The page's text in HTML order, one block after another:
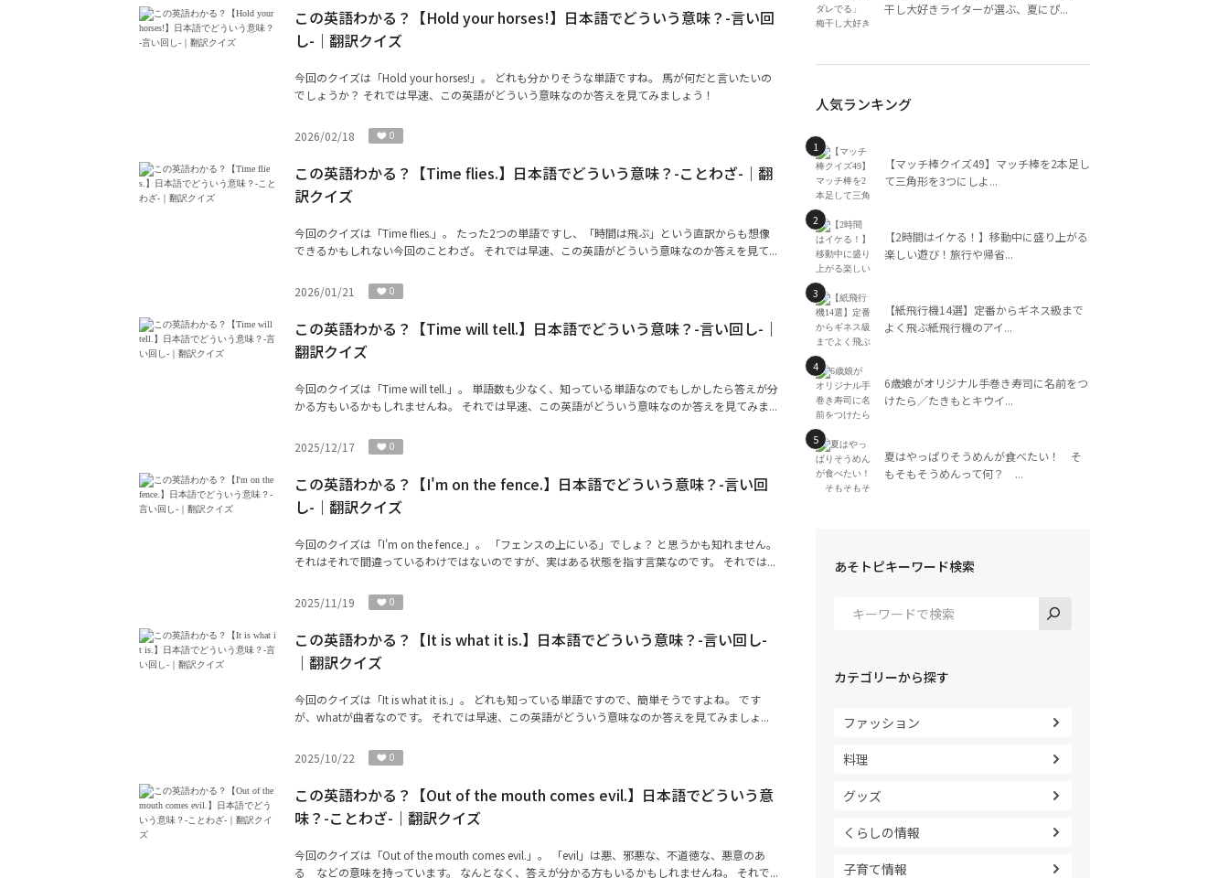
この英語わかる？【Hold your horses!】日本語でどういう意味？-言い回
し-｜翻訳クイズ
今回のクイズは「Hold your horses!」。 どれも分かりそうな単語ですね。 馬が何だと言いたいの
でしょうか？ それでは早速、この英語がどういう意味なのか答えを見てみましょう！
2026/02/18 0
この英語わかる？【Time flies.】日本語でどういう意味？-ことわざ-｜翻
訳クイズ
今回のクイズは「Time flies.」。 たった2つの単語ですし、「時間は飛ぶ」という直訳からも想像
できるかもしれない今回のことわざ。 それでは早速、この英語がどういう意味なのか答えを見て...
2026/01/21 0
この英語わかる？【Time will tell.】日本語でどういう意味？-言い回し-｜
翻訳クイズ
今回のクイズは「Time will tell.」。 単語数も少なく、知っている単語なのでもしかしたら答えが分
かる方もいるかもしれませんね。 それでは早速、この英語がどういう意味なのか答えを見てみま...
2025/12/17 0
この英語わかる？【I'm on the fence.】日本語でどういう意味？-言い回
し-｜翻訳クイズ
今回のクイズは「I'm on the fence.」。 「フェンスの上にいる」でしょ？ と思うかも知れません。
それはそれで間違っているわけではないのですが、実はある状態を指す言葉なのです。 それでは...
2025/11/19 0
この英語わかる？【It is what it is.】日本語でどういう意味？-言い回し-
｜翻訳クイズ
今回のクイズは「It is what it is.」。 どれも知っている単語ですので、簡単そうですよね。 です
が、whatが曲者なのです。 それでは早速、この英語がどういう意味なのか答えを見てみましょ...
2025/10/22 0
この英語わかる？【Out of the mouth comes evil.】日本語でどういう意
味？-ことわざ-｜翻訳クイズ
今回のクイズは「Out of the mouth comes evil.」。 「evil」は悪、邪悪な、不道徳な、悪意のあ
る などの意味を持っています。 なんとなく、答えが分かる方もいるかもしれませんね。 それで...
干し大好きライターが選ぶ、夏にぴ...
人気ランキング
【マッチ棒クイズ49】マッチ棒を2本足し
て三角形を3つにしよ...
【2時間はイケる！】移動中に盛り上がる
楽しい遊び！旅行や帰省...
【紙飛行機14選】定番からギネス級まで
よく飛ぶ紙飛行機のアイ...
6歳娘がオリジナル手巻き寿司に名前をつ
けたら／たきもとキウイ...
夏はやっぱりそうめんが食べたい！ そ
もそもそうめんって何？ ...
あそトピキーワード検索
カテゴリーから探す
ファッション
料理
グッズ
くらしの情報
子育て情報